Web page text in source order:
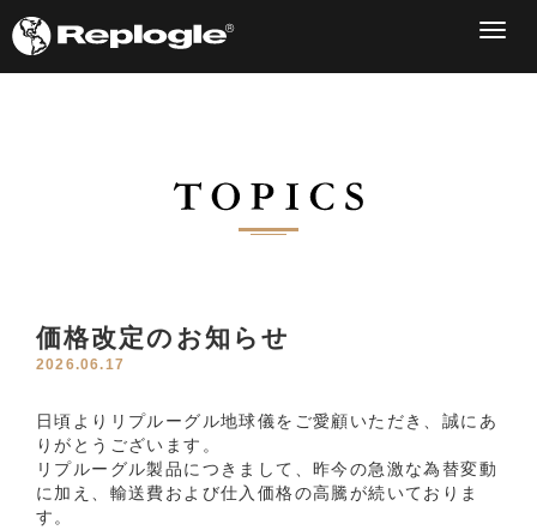
価格改定のお知らせ
2026.06.17
日頃よりリプルーグル地球儀をご愛顧いただき、誠にあ
りがとうございます。
リプルーグル製品につきまして、昨今の急激な為替変動
に加え、輸送費および仕入価格の高騰が続いておりま
す。